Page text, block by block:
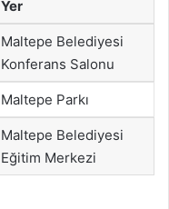
Yer
Maltepe Belediyesi
Konferans Salonu
Maltepe Parkı
Maltepe Belediyesi
Eğitim Merkezi